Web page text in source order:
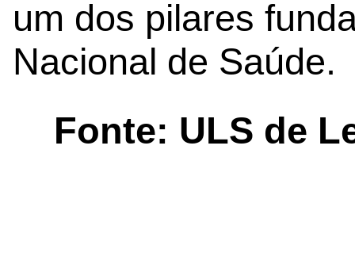
um dos pilares
Nacional de Saúde.
Fonte: ULS de